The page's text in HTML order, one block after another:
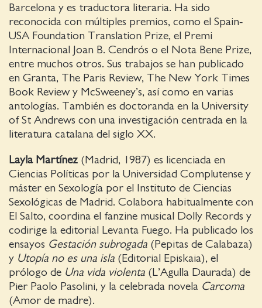
Barcelona y es traductora literaria. Ha sido
reconocida con múltiples premios, como el Spain-
USA Foundation Translation Prize, el Premi
Internacional Joan B. Cendrós o el Nota Bene Prize,
entre muchos otros. Sus trabajos se han publicado
en Granta, The Paris Review, The New York Times
Book Review y McSweeney’s, así como en varias
antologías. También es doctoranda en la University
of St Andrews con una investigación centrada en la
literatura catalana del siglo XX.
Layla Martínez (Madrid, 1987) es licenciada en
Ciencias Políticas por la Universidad Complutense y
máster en Sexología por el Instituto de Ciencias
Sexológicas de Madrid. Colabora habitualmente con
El Salto, coordina el fanzine musical Dolly Records y
codirige la editorial Levanta Fuego. Ha publicado los
ensayos Gestación subrogada (Pepitas de Calabaza)
y Utopía no es una isla (Editorial Episkaia), el
prólogo de Una vida violenta (L’Agulla Daurada) de
Pier Paolo Pasolini, y la celebrada novela Carcoma
(Amor de madre).